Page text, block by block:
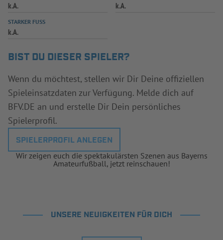
k.A. k.A.
STARKER FUSS
k.A.
BIST DU DIESER SPIELER?
Wenn du möchtest, stellen wir Dir Deine offiziellen
Spieleinsatzdaten zur Verfügung. Melde dich auf
BFV.DE an und erstelle Dir Dein persönliches
Spielerprofil.
SPIELERPROFIL ANLEGEN
Wir zeigen euch die spektakulärsten Szenen aus Bayerns
Amateurfußball, jetzt reinschauen!
UNSERE NEUIGKEITEN FÜR DICH